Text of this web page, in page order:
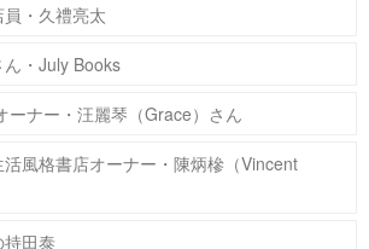
・久禮亮太
・July Books
ーナー・汪麗琴（Grace）さん
風格書店オーナー・陳炳槮（Vincent
田泰